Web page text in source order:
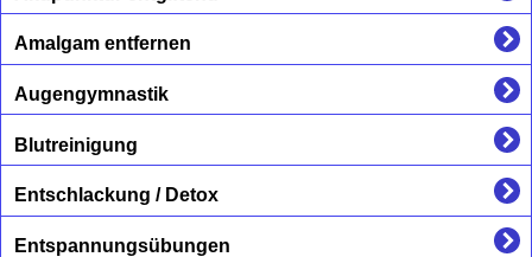
Amalgam entfernen
Augengymnastik
Blutreinigung
Entschlackung / Detox
Entspannungsübungen